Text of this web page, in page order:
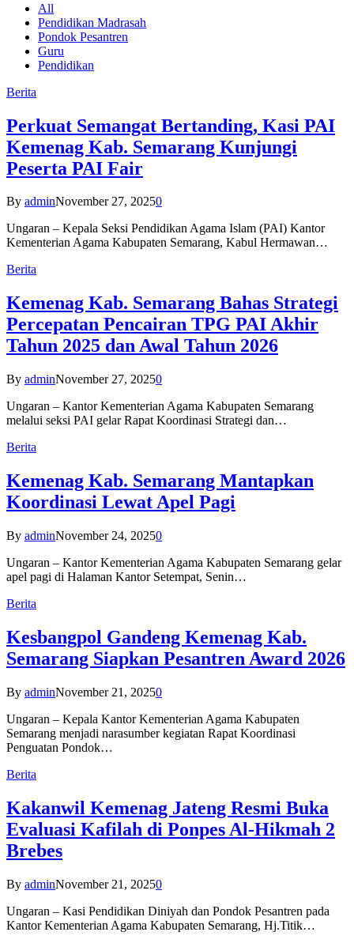
All
Pendidikan Madrasah
Pondok Pesantren
Guru
Pendidikan
Berita
Perkuat Semangat Bertanding, Kasi PAI
Kemenag Kab. Semarang Kunjungi
Peserta PAI Fair
By adminNovember 27, 20250
Ungaran – Kepala Seksi Pendidikan Agama Islam (PAI) Kantor
Kementerian Agama Kabupaten Semarang, Kabul Hermawan…
Berita
Kemenag Kab. Semarang Bahas Strategi
Percepatan Pencairan TPG PAI Akhir
Tahun 2025 dan Awal Tahun 2026
By adminNovember 27, 20250
Ungaran – Kantor Kementerian Agama Kabupaten Semarang
melalui seksi PAI gelar Rapat Koordinasi Strategi dan…
Berita
Kemenag Kab. Semarang Mantapkan
Koordinasi Lewat Apel Pagi
By adminNovember 24, 20250
Ungaran – Kantor Kementerian Agama Kabupaten Semarang gelar
apel pagi di Halaman Kantor Setempat, Senin…
Berita
Kesbangpol Gandeng Kemenag Kab.
Semarang Siapkan Pesantren Award 2026
By adminNovember 21, 20250
Ungaran – Kepala Kantor Kementerian Agama Kabupaten
Semarang menjadi narasumber kegiatan Rapat Koordinasi
Penguatan Pondok…
Berita
Kakanwil Kemenag Jateng Resmi Buka
Evaluasi Kafilah di Ponpes Al-Hikmah 2
Brebes
By adminNovember 21, 20250
Ungaran – Kasi Pendidikan Diniyah dan Pondok Pesantren pada
Kantor Kementerian Agama Kabupaten Semarang, Hj.Titik…